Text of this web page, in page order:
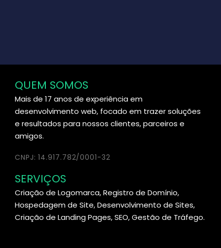
QUEM SOMOS
Mais de 17 anos de experiência em
desenvolvimento web, focado em trazer soluções
e resultados para nossos clientes, parceiros e
amigos.
CNPJ: 14.917.782/0001-32
SERVIÇOS
Criação de Logomarca, Registro de Domínio,
Hospedagem de Site, Desenvolvimento de Sites,
Criação de Landing Pages, SEO, Gestão de Tráfego.